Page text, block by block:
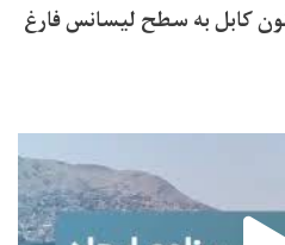
کابل به سطح لیسانس فارغ